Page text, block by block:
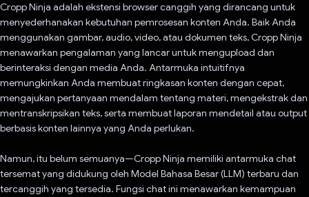
Cropp Ninja adalah ekstensi browser canggih yang dirancang untuk
menyederhanakan kebutuhan pemrosesan konten Anda. Baik Anda
menggunakan gambar, audio, video, atau dokumen teks, Cropp Ninja
menawarkan pengalaman yang lancar untuk mengupload dan
berinteraksi dengan media Anda. Antarmuka intuitifnya
memungkinkan Anda membuat ringkasan konten dengan cepat,
mengajukan pertanyaan mendalam tentang materi, mengekstrak dan
mentranskripsikan teks, serta membuat laporan mendetail atau output
berbasis konten lainnya yang Anda perlukan.
Namun, itu belum semuanya—Cropp Ninja memiliki antarmuka chat
tersemat yang didukung oleh Model Bahasa Besar (LLM) terbaru dan
tercanggih yang tersedia. Fungsi chat ini menawarkan kemampuan